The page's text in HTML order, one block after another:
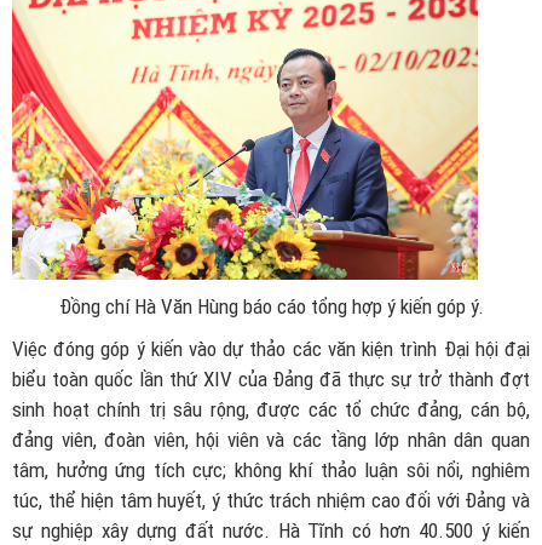
Đồng chí Hà Văn Hùng báo cáo tổng hợp ý kiến góp ý.
Việc đóng góp ý kiến vào dự thảo các văn kiện trình Đại hội đại
biểu toàn quốc lần thứ XIV của Đảng đã thực sự trở thành đợt
sinh hoạt chính trị sâu rộng, được các tổ chức đảng, cán bộ,
đảng viên, đoàn viên, hội viên và các tầng lớp nhân dân quan
tâm, hưởng ứng tích cực; không khí thảo luận sôi nổi, nghiêm
túc, thể hiện tâm huyết, ý thức trách nhiệm cao đối với Đảng và
sự nghiệp xây dựng đất nước. Hà Tĩnh có hơn 40.500 ý kiến